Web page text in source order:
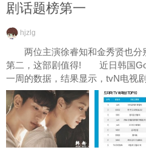
剧话题榜第一
hjzlg
两位主演徐睿知和金秀贤也分
第二，这部剧值得! 近日韩国
一周的数据，结果显示，tvN电视